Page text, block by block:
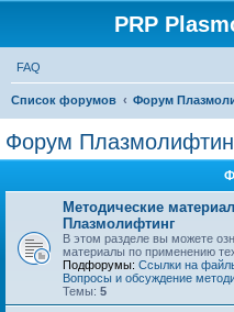
PRP
FAQ
Список форумов Форум
Форум
Методические
Плазмолифтинг
В этом разделе вы можете
материалы по применению
Подфорумы: Ссылки на
Вопросы и обсуждение
Темы: 5